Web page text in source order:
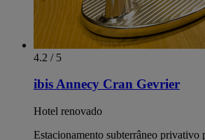
4.2 / 5
ibis Annecy Cran Gevrier
Hotel renovado
Estacionamento subterrâneo